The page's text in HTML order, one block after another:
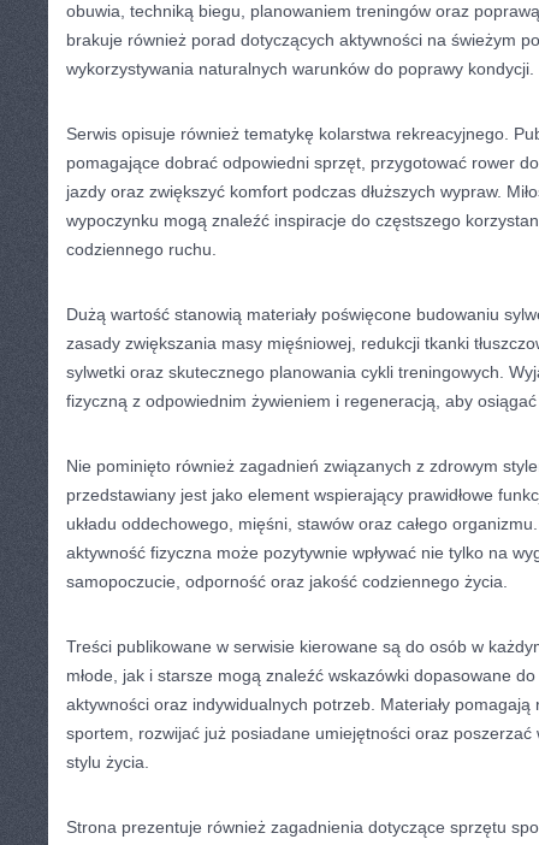
obuwia, techniką biegu, planowaniem treningów oraz
brakuje również porad dotyczących aktywności na świeżym
wykorzystywania naturalnych warunków do poprawy kondycji.
Serwis opisuje również tematykę kolarstwa rekreacyjnego.
pomagające dobrać odpowiedni sprzęt, przygotować rower
jazdy oraz zwiększyć komfort podczas dłuższych wypraw.
wypoczynku mogą znaleźć inspiracje do częstszego
codziennego ruchu.
Dużą wartość stanowią materiały poświęcone budowaniu
zasady zwiększania masy mięśniowej, redukcji tkanki
sylwetki oraz skutecznego planowania cykli treningowych.
fizyczną z odpowiednim żywieniem i regeneracją, aby osiągać
Nie pominięto również zagadnień związanych z zdrowym
przedstawiany jest jako element wspierający prawidłowe
układu oddechowego, mięśni, stawów oraz całego
aktywność fizyczna może pozytywnie wpływać nie tylko na
samopoczucie, odporność oraz jakość codziennego życia.
Treści publikowane w serwisie kierowane są do osób w
młode, jak i starsze mogą znaleźć wskazówki dopasowane
aktywności oraz indywidualnych potrzeb. Materiały
sportem, rozwijać już posiadane umiejętności oraz
stylu życia.
Strona prezentuje również zagadnienia dotyczące sprzętu